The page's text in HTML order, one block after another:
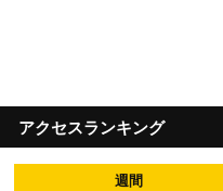
アクセスランキング
週間